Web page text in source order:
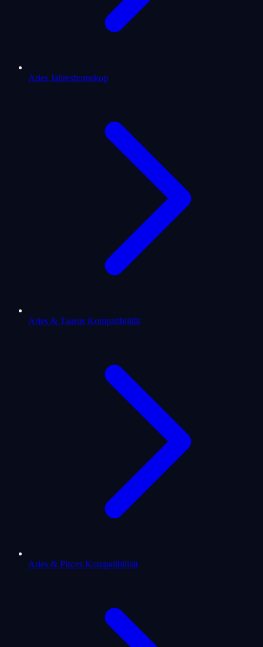
Aries Jahreshoroskop
Aries & Taurus Kompatibilität
Aries & Pisces Kompatibilität